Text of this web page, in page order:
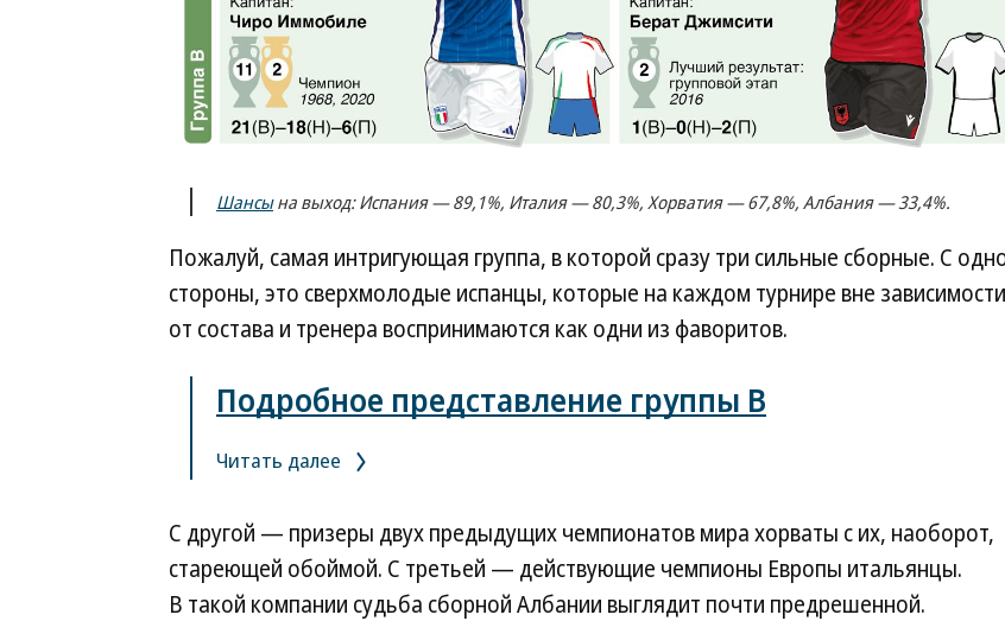
Шансына выход: Испания — 89,1%, Италия — 80,3%, Хорватия — 67,8%, Албания — 33,4%.
Пожалуй, самая интригующая группа, в которой сразу три сильные сборные. С
стороны, это сверхмолодые испанцы, которые на каждом турнире вне зависимости
от состава и тренера воспринимаются как одни из фаворитов.
Подробное представление группы B
Читать далее
С другой — призеры двух предыдущих чемпионатов мира хорваты с их, наоборот,
стареющей обоймой. С третьей — действующие чемпионы Европы итальянцы.
В такой компании судьба сборной Албании выглядит почти предрешенной.